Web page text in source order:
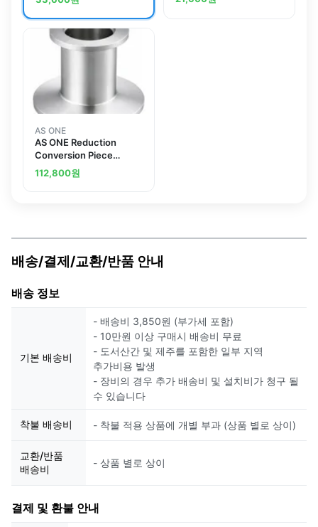
AS ONE
AS ONE Reduction
Conversion Piece
NW16/25 Typeand
others
112,800원
배송/결제/교환/반품 안내
배송 정보
기본 배송비
- 배송비 3,850원 (부가세 포함)
- 10만원 이상 구매시 배송비 무료
- 도서산간 및 제주를 포함한 일부 지역
추가비용 발생
- 장비의 경우 추가 배송비 및 설치비가 청구 될
수 있습니다
착불 배송비 - 착불 적용 상품에 개별 부과 (상품 별로 상이)
교환/반품
배송비
- 상품 별로 상이
결제 및 환불 안내